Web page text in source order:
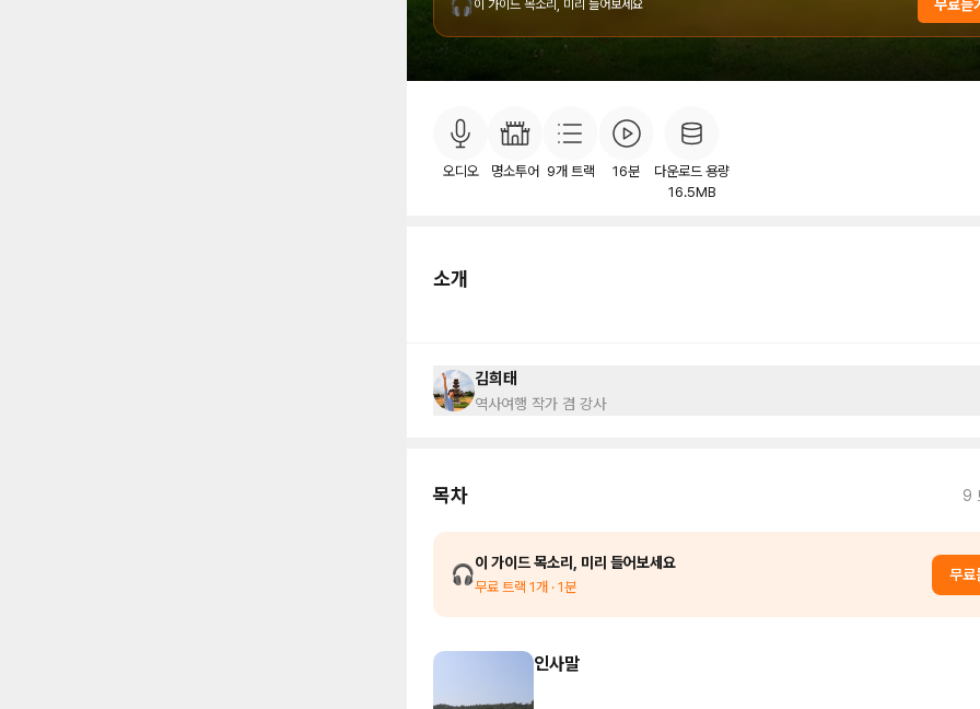
이 가이드 목소리, 미리 들어보세요 무료듣
오디오 명소투어 9개 트랙 16분
다운로드 용량
16.5MB
소개
김희태
역사여행 작가 겸 강사
목차 9
🎧이 가이드 목소리, 미리 들어보세요
무료 트랙 1개 · 1분
무료
인사말